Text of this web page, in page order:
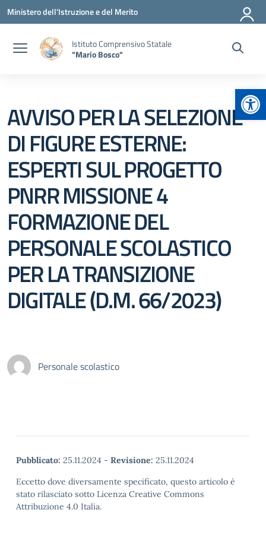
Vai ai contenuti
Vai al menu di navigazione
Vai al footer
Ministero dell'Istruzione e del Merito
Istituto Comprensivo Statale
"Mario Bosco"
AVVISO PER LA SELEZIONE
DI FIGURE ESTERNE:
ESPERTI SUL PROGETTO
PNRR MISSIONE 4
FORMAZIONE DEL
PERSONALE SCOLASTICO
PER LA TRANSIZIONE
DIGITALE (D.M. 66/2023)
Personale scolastico
Pubblicato: 25.11.2024 - Revisione: 25.11.2024
Eccetto dove diversamente specificato, questo articolo è
stato rilasciato sotto Licenza Creative Commons
Attribuzione 4.0 Italia.